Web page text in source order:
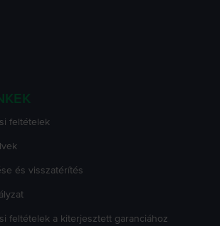
feltételek
és visszatérítés
feltételek a kiterjesztett garanciához